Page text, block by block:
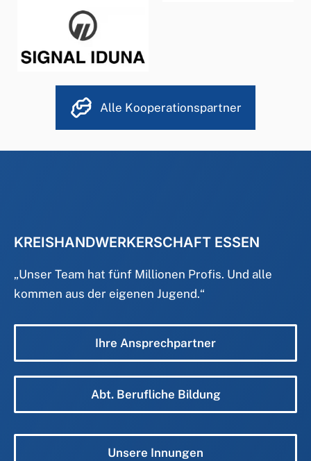
Alle Kooperationspartner
KREISHANDWERKERSCHAFT ESSEN
„Unser Team hat fünf Millionen Profis. Und alle
kommen aus der eigenen Jugend.“
Ihre Ansprechpartner
Abt. Berufliche Bildung
Unsere Innungen